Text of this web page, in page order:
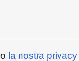
la nostra privacy